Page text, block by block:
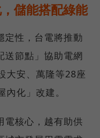
儲能搭配綠能
定性，台電將推動
送節點」協助電網
大安、萬隆等28座
化」改建。
電核心，越有助供